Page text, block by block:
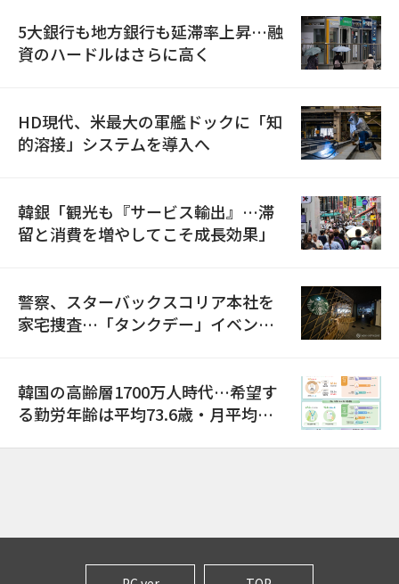
5大銀行も地方銀行も延滞率上昇…融
資のハードルはさらに高く
HD現代、米最大の軍艦ドックに「知
的溶接」システムを導入へ
韓銀「観光も『サービス輸出』…滞
留と消費を増やしてこそ成長効果」
警察、スターバックスコリア本社を
家宅捜査…「タンクデー」イベント
韓国の高齢層1700万人時代…希望す
る勤労年齢は平均73.6歳・月平均賃